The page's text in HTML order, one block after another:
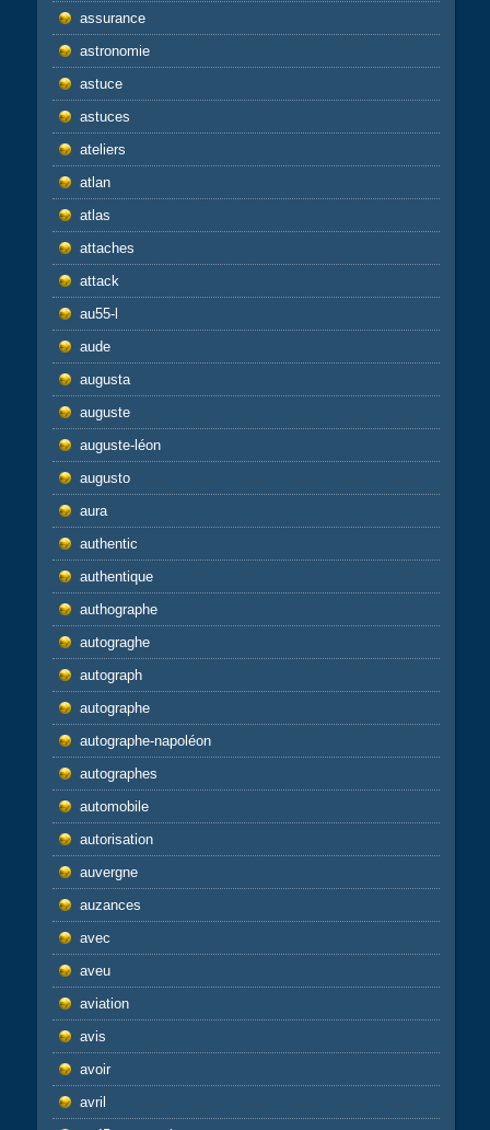
assurance
astronomie
astuce
astuces
ateliers
atlan
atlas
attaches
attack
au55-l
aude
augusta
auguste
auguste-léon
augusto
aura
authentic
authentique
authographe
autograghe
autograph
autographe
autographe-napoléon
autographes
automobile
autorisation
auvergne
auzances
avec
aveu
aviation
avis
avoir
avril